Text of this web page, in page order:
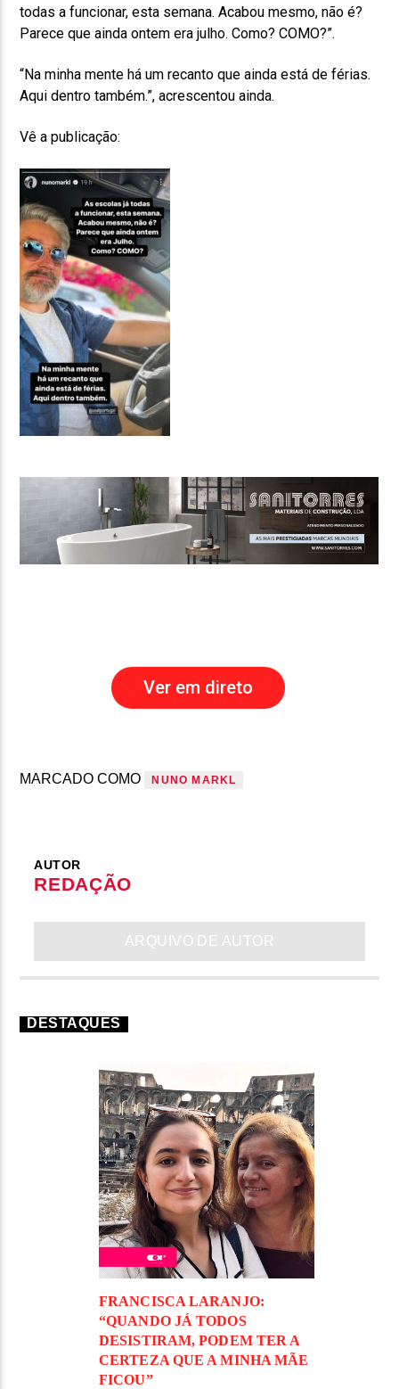
todas a funcionar, esta semana. Acabou mesmo, não é?
Parece que ainda ontem era julho. Como? COMO?”.
“Na minha mente há um recanto que ainda está de férias.
Aqui dentro também.”, acrescentou ainda.
Vê a publicação:
Ver em direto
MARCADO COMO NUNO MARKL
AUTOR
REDAÇÃO
ARQUIVO DE AUTOR
DESTAQUES
FRANCISCA LARANJO:
“QUANDO JÁ TODOS
DESISTIRAM, PODEM TER A
CERTEZA QUE A MINHA MÃE
FICOU”